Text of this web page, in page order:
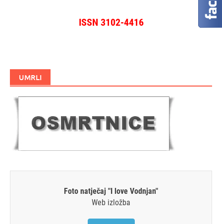
ISSN 3102-4416
UMRLI
Foto natječaj "I love Vodnjan"
Web izložba